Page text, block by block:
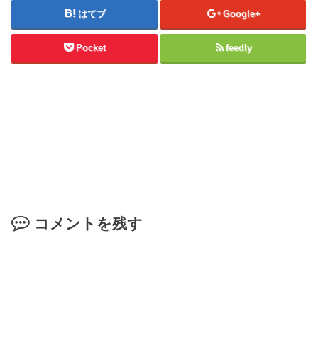
はてブ Google+
Pocket feedly
コメントを残す